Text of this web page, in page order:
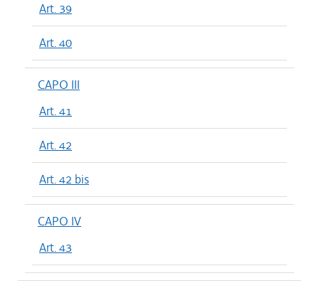
Art. 39
Art. 40
CAPO III
Art. 41
Art. 42
Art. 42 bis
CAPO IV
Art. 43